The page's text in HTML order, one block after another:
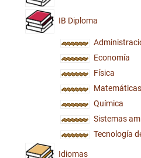
IB Diploma
Economía
Física
Matemáticas
Química
Sistemas
Tecnología
Idiomas